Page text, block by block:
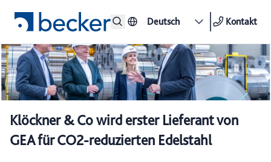
Deutsch Kontakt
Klöckner & Co wird erster Lieferant von
GEA für CO2-reduzierten Edelstahl